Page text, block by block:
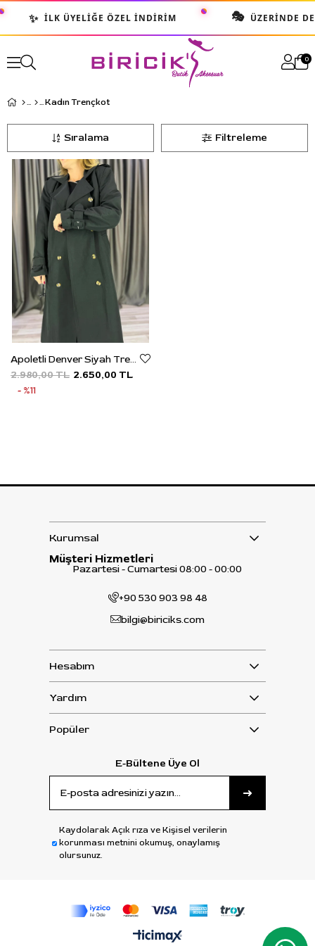
✨ İLK ÜYELIĞE ÖZEL İNDIRIM 🎭 ÜZERINDE
0
Kadın Trençkot
Filtreleme
Sıralama
Apoletli Denver Siyah Trençkot
2.650,00 TL
2.980,00 TL
%11
Kurumsal
Müşteri Hizmetleri
Pazartesi - Cumartesi 08:00 - 00:00
+90 530 903 98 48
bilgi@biriciks.com
Hesabım
Yardım
Popüler
E-Bültene Üye Ol
Kaydolarak Açık rıza ve Kişisel verilerin
korunması metnini okumuş, onaylamış
olursunuz.